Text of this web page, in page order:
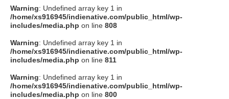
Warning: Undefined array key 1 in
/home/xs916945/indienative.com/public_html/wp-
includes/media.php on line 808
Warning: Undefined array key 1 in
/home/xs916945/indienative.com/public_html/wp-
includes/media.php on line 811
Warning: Undefined array key 1 in
/home/xs916945/indienative.com/public_html/wp-
includes/media.php on line 800